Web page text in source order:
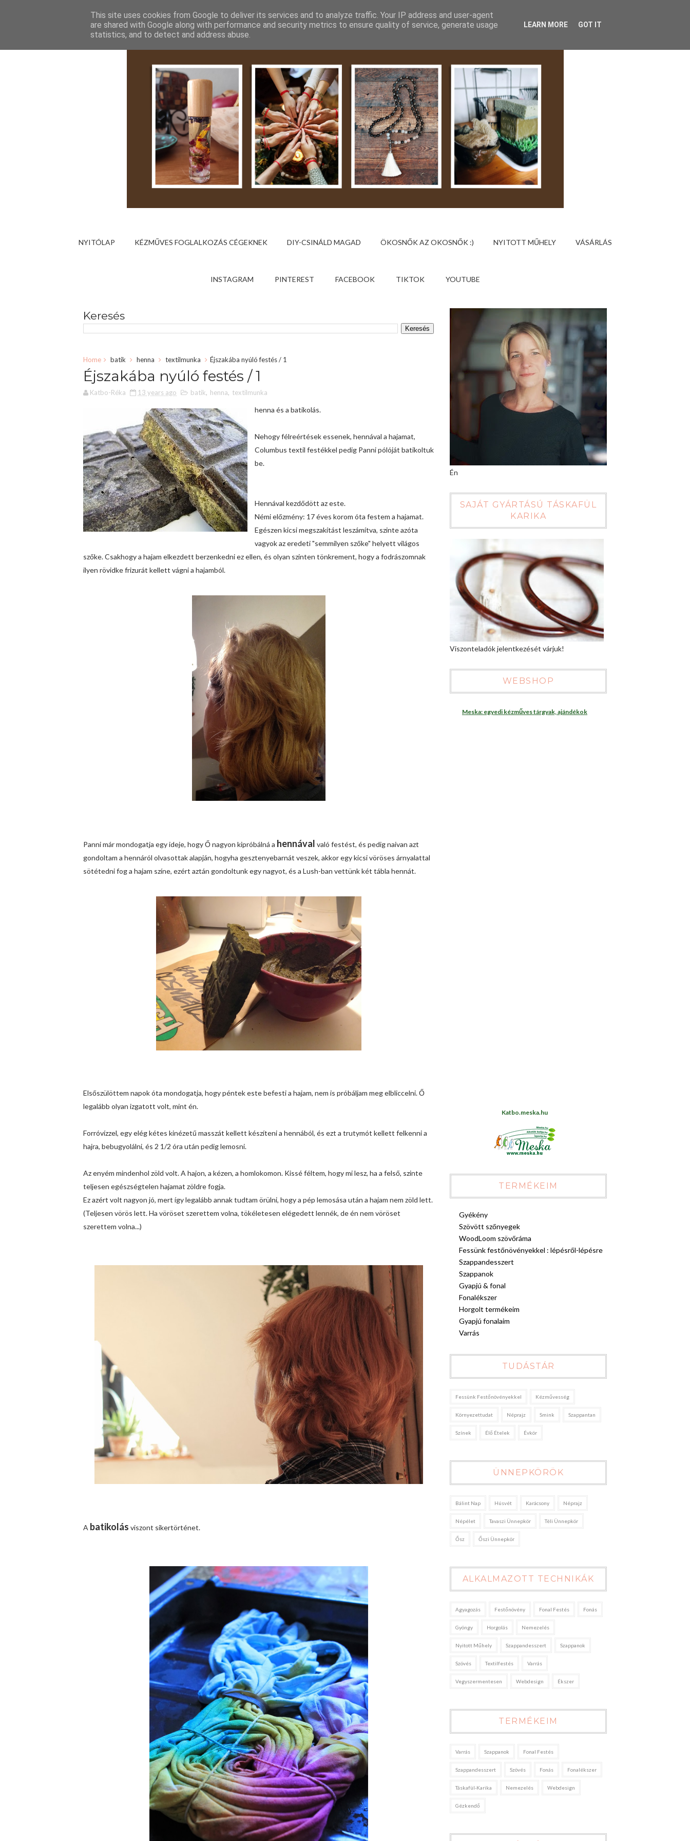
NYITÓLAP KÉZMŰVES FOGLALKOZÁS CÉGEKNEK DIY-CSINÁLD MAGAD ÖKOSNŐK AZ OKOSNŐK :) NYITOTT MŰHELY VÁSÁRLÁS
INSTAGRAM PINTEREST FACEBOOK TIKTOK YOUTUBE
Keresés
Home batik henna textilmunka Éjszakába nyúló festés / 1
Éjszakába nyúló festés / 1
Katbo-Réka 13 years ago batik, henna, textilmunka
henna és a batikolás.
Nehogy félreértések essenek, hennával a hajamat,
Columbus textil festékkel pedig Panni pólóját batikoltuk
be.
Hennával kezdődött az este.
Némi előzmény: 17 éves korom óta festem a hajamat.
Egészen kicsi megszakítást leszámítva, szinte azóta
vagyok az eredeti "semmilyen szőke" helyett világos
szőke. Csakhogy a hajam elkezdett berzenkedni ez ellen, és olyan szinten tönkrement, hogy a fodrászomnak
ilyen rövidke frizurát kellett vágni a hajamból.
Panni már mondogatja egy ideje, hogy Ő nagyon kipróbálná a hennával való festést, és pedig naivan azt
gondoltam a hennáról olvasottak alapján, hogyha gesztenyebarnát veszek, akkor egy kicsi vöröses árnyalattal
sötétedni fog a hajam színe, ezért aztán gondoltunk egy nagyot, és a Lush-ban vettünk két tábla hennát.
Elsőszülöttem napok óta mondogatja, hogy péntek este befesti a hajam, nem is próbáljam meg elbliccelni. Ő
legalább olyan izgatott volt, mint én.
Forróvízzel, egy elég kétes kinézetű masszát kellett készíteni a hennából, és ezt a trutymót kellett felkenni a
hajra, bebugyolálni, és 2 1/2 óra után pedig lemosni.
Az enyém mindenhol zöld volt. A hajon, a kézen, a homlokomon. Kissé féltem, hogy mi lesz, ha a felső, szinte
teljesen egészségtelen hajamat zöldre fogja.
Ez azért volt nagyon jó, mert így legalább annak tudtam örülni, hogy a pép lemosása után a hajam nem zöld lett.
(Teljesen vörös lett. Ha vöröset szerettem volna, tökéletesen elégedett lennék, de én nem vöröset
szerettem volna...)
A batikolás viszont sikertörténet.
Én
SAJÁT GYÁRTÁSÚ TÁSKAFÜL
KARIKA
Viszonteladók jelentkezését várjuk!
WEBSHOP
Meska: egyedi kézműves tárgyak, ajándékok
Katbo.meska.hu
TERMÉKEIM
Gyékény
Szövött szőnyegek
WoodLoom szövőráma
Fessünk festőnövényekkel : lépésről-lépésre
Szappandesszert
Szappanok
Gyapjú & fonal
Fonalékszer
Horgolt termékeim
Gyapjú fonalaim
Varrás
TUDÁSTÁR
Fessünk Festőnövényekkel Kézművesség
Környezettudat Néprajz Smink Szappantan
Színek Élő Ételek Évkör
ÜNNEPKÖRÖK
Bálint Nap Húsvét Karácsony Néprajz
Népélet Tavaszi Ünnepkör Téli Ünnepkör
Ősz Őszi Ünnepkör
ALKALMAZOTT TECHNIKÁK
Agyagozás Festőnövény Fonal Festés Fonás
Gyöngy Horgolás Nemezelés
Nyitott Műhely Szappandesszert Szappanok
Szövés Textilfestés Varrás
Vegyszermentesen Webdesign Ékszer
TERMÉKEIM
Varrás Szappanok Fonal Festés
Szappandesszert Szövés Fonás Fonalékszer
Táskafül-Karika Nemezelés Webdesign
Gézkendő
This site uses cookies from Google to deliver its services and to analyze traffic. Your IP address and user-agent
are shared with Google along with performance and security metrics to ensure quality of service, generate usage
statistics, and to detect and address abuse.
LEARN MORE GOT IT